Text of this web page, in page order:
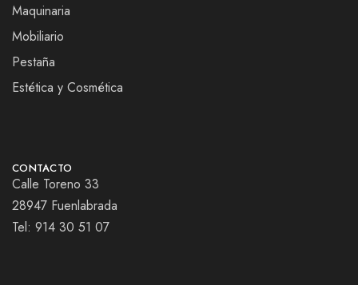
Maquinaria
Mobiliario
Pestaña
Estética y Cosmética
CONTACTO
Calle Toreno 33
28947 Fuenlabrada
Tel: 914 30 51 07